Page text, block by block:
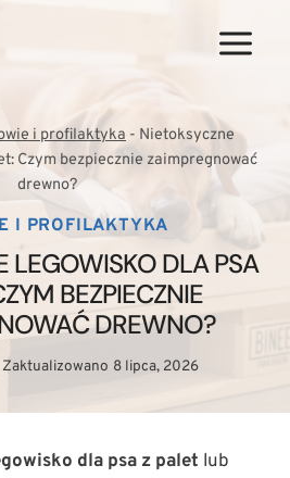
i profilaktyka - Nietoksyczne
Czym bezpiecznie zaimpregnować
drewno?
I PROFILAKTYKA
LEGOWISKO DLA PSA
BEZPIECZNIE
DREWNO?
Zaktualizowano 8 lipca, 2026
dla psa z palet lub